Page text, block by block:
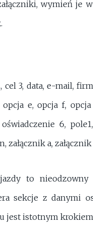
wymień je
cel 3, data, e-mail,
e, opcja f,
6,
załącznik a,
to
sekcje z danymi
jest istotnym krokiem